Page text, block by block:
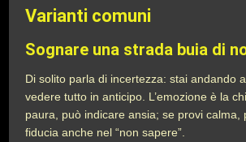
Varianti comuni
Sognare una strada buia di
Di solito parla di incertezza: stai andando
vedere tutto in anticipo. L’emozione è la
paura, può indicare ansia; se provi calma,
fiducia anche nel “non sapere”.